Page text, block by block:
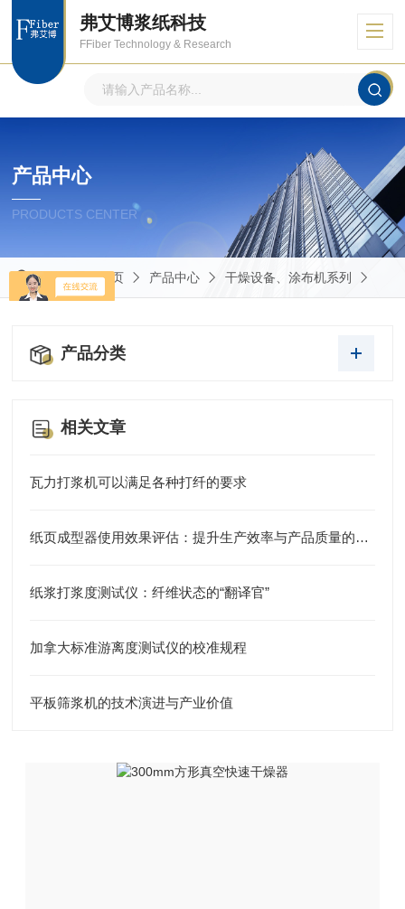
弗艾博浆纸科技
FFiber Technology & Research
产品中心
PRODUCTS CENTER
当前位置：首页 产品中心 干燥设备、涂布机系列
产品分类
相关文章
瓦力打浆机可以满足各种打纤的要求
纸页成型器使用效果评估：提升生产效率与产品质量的利器
纸浆打浆度测试仪：纤维状态的“翻译官”
加拿大标准游离度测试仪的校准规程
平板筛浆机的技术演进与产业价值